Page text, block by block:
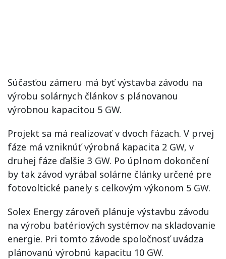
Súčasťou zámeru má byť výstavba závodu na
výrobu solárnych článkov s plánovanou
výrobnou kapacitou 5 GW.
Projekt sa má realizovať v dvoch fázach. V prvej
fáze má vzniknúť výrobná kapacita 2 GW, v
druhej fáze ďalšie 3 GW. Po úplnom dokončení
by tak závod vyrábal solárne články určené pre
fotovoltické panely s celkovým výkonom 5 GW.
Solex Energy zároveň plánuje výstavbu závodu
na výrobu batériových systémov na skladovanie
energie. Pri tomto závode spoločnosť uvádza
plánovanú výrobnú kapacitu 10 GW.